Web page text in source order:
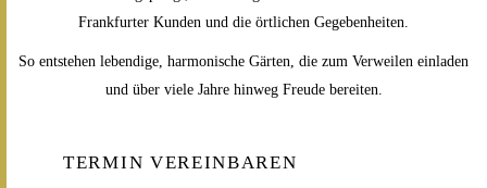
Frankfurter Kunden und die örtlichen Gegebenheiten.
So entstehen lebendige, harmonische Gärten, die zum Verweilen einladen
und über viele Jahre hinweg Freude bereiten.
TERMIN VEREINBAREN